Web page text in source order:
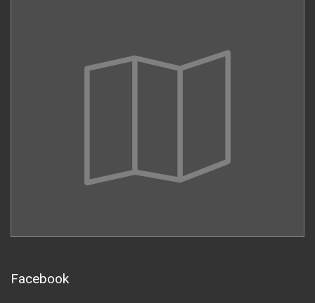
Facebook